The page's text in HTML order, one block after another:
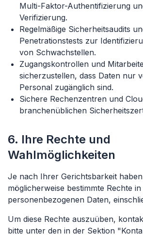
Multi-Faktor-Authentifizierung
Verifizierung.
Regelmäßige Sicherheitsaudits
Penetrationstests zur
von Schwachstellen.
Zugangskontrollen und
sicherzustellen, dass Daten nur
Personal zugänglich sind.
Sichere Rechenzentren und
branchenüblichen
6. Ihre Rechte und
Wahlmöglichkeiten
Je nach Ihrer Gerichtsbarkeit haben
möglicherweise bestimmte Rechte
personenbezogenen Daten,
Um diese Rechte auszuüben,
bitte unter den in der Sektion